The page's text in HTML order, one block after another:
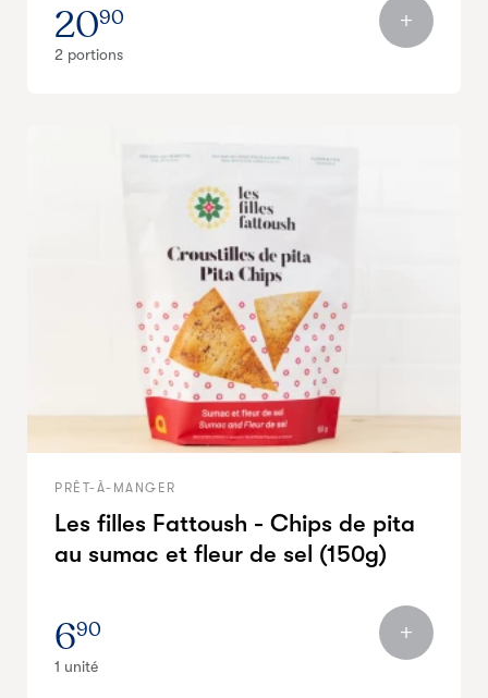
2090
2 portions
PRÊT-À-MANGER
Les filles Fattoush - Chips de pita
au sumac et fleur de sel (150g)
690
1 unité